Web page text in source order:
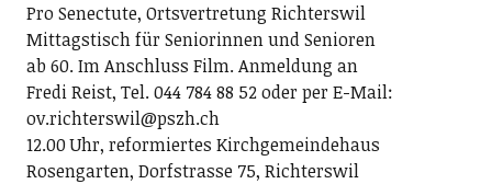
Pro Senectute, Ortsvertretung Richterswil
Mittagstisch für Seniorinnen und Senioren
ab 60. Im Anschluss Film. Anmeldung an
Fredi Reist, Tel. 044 784 88 52 oder per E-Mail:
ov.richterswil@pszh.ch
12.00 Uhr, reformiertes Kirchgemeindehaus
Rosengarten, Dorfstrasse 75, Richterswil